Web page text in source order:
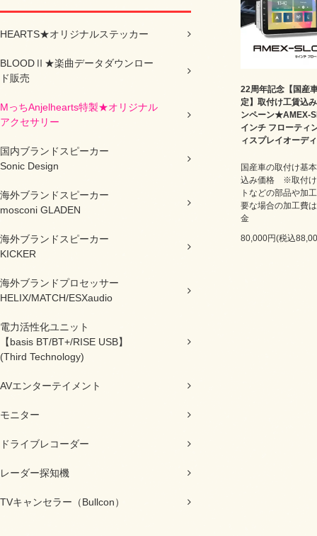
HEARTS★オリジナルステッカー
BLOODⅡ★楽曲データダウンロー
ド販売
MっちAnjelhearts特製★オリジナル
アクセサリー
国内ブランドスピーカー
Sonic Design
海外ブランドスピーカー
mosconi GLADEN
海外ブランドスピーカー
KICKER
海外ブランドプロセッサー
HELIX/MATCH/ESXaudio
電力活性化ユニット
【basis BT/BT+/RISE USB】
(Third Technology)
AVエンターテイメント
モニター
ドライブレコーダー
レーダー探知機
TVキャンセラー（Bullcon）
22周年記念【国産
定】取付け工賃込
ンペーン★AMEX-
インチ フローティ
ィスプレイオーデ
国産車の取付け基
込み価格 ※取付け
トなどの部品や加
要な場合の加工費
金
80,000円(税込